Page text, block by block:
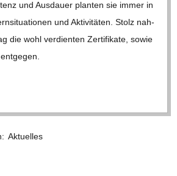
und Aus­dauer plan­ten sie immer in
und Akti­vi­tä­ten. Stolz nah­
die wohl ver­dien­ten Zer­ti­fi­kate, sowie
Aktuelles